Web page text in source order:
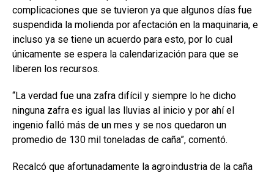
complicaciones que se tuvieron ya que algunos días fue
suspendida la molienda por afectación en la maquinaria, e
incluso ya se tiene un acuerdo para esto, por lo cual
únicamente se espera la calendarización para que se
liberen los recursos.
“La verdad fue una zafra difícil y siempre lo he dicho
ninguna zafra es igual las lluvias al inicio y por ahí el
ingenio falló más de un mes y se nos quedaron un
promedio de 130 mil toneladas de caña”, comentó.
Recalcó que afortunadamente la agroindustria de la caña